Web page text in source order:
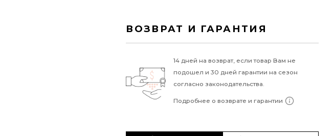
ВОЗВРАТ И ГАРАНТИЯ
14 дней на возврат, если товар Вам не
подошел и 30 дней гарантии на сезон
согласно законодательства.
Подробнее о возврате и гарантии